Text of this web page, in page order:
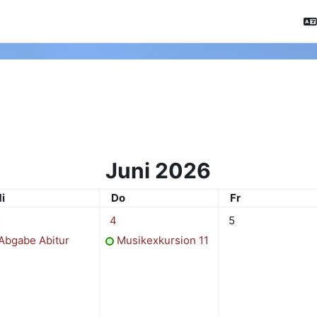
Juni 2026
Donnerstag
Do Freitag
Fr
Mittwoch, 3. Juni
Abitur
1 Termin, Donnerstag, 4. Juni
4
Musikexkursion 11
Keine Termine,
5